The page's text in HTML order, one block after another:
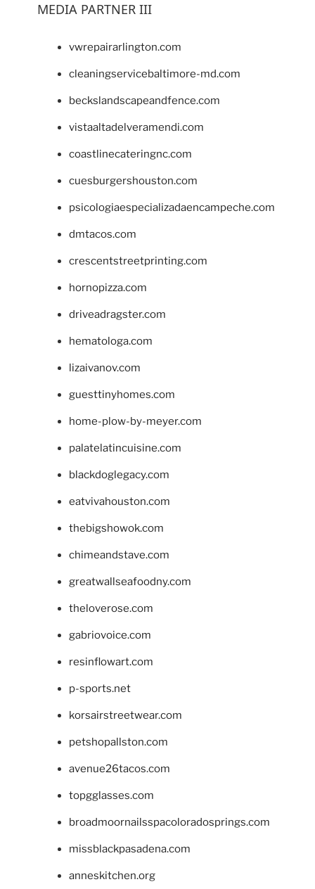
MEDIA PARTNER III
vwrepairarlington.com
cleaningservicebaltimore-md.com
beckslandscapeandfence.com
vistaaltadelveramendi.com
coastlinecateringnc.com
cuesburgershouston.com
psicologiaespecializadaencampeche.com
dmtacos.com
crescentstreetprinting.com
hornopizza.com
driveadragster.com
hematologa.com
lizaivanov.com
guesttinyhomes.com
home-plow-by-meyer.com
palatelatincuisine.com
blackdoglegacy.com
eatvivahouston.com
thebigshowok.com
chimeandstave.com
greatwallseafoodny.com
theloverose.com
gabriovoice.com
resinflowart.com
p-sports.net
korsairstreetwear.com
petshopallston.com
avenue26tacos.com
topgglasses.com
broadmoornailsspacoloradosprings.com
missblackpasadena.com
anneskitchen.org